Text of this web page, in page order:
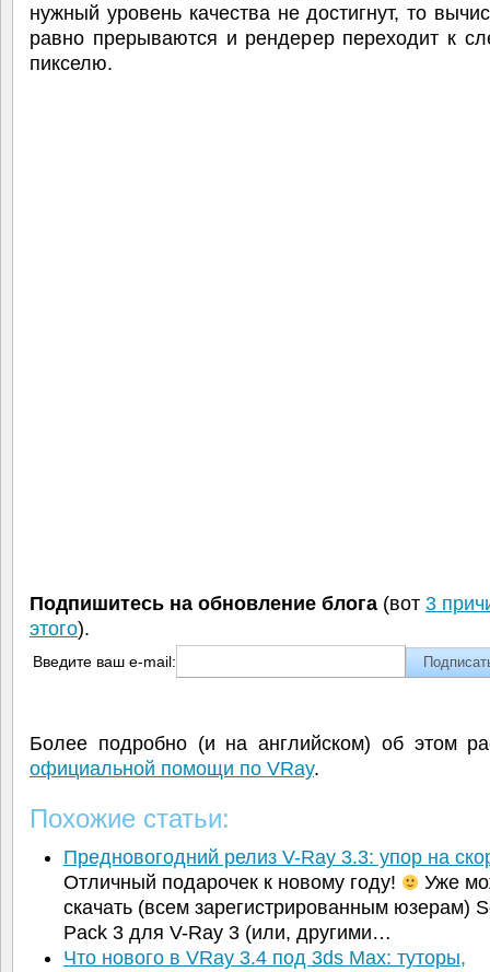
нужный уровень качества не достигнут, то
равно прерываются и рендерер переходит к
пикселю.
Подпишитесь на обновление блога (вот 3
этого).
Введите ваш e-mail:
Более подробно (и на английском) об этом
официальной помощи по VRay.
Похожие статьи:
Предновогодний релиз V-Ray 3.3: упор на
Отличный подарочек к новому году!
Уже
скачать (всем зарегистрированным юзерам)
Pack 3 для V-Ray 3 (или, другими…
Что нового в VRay 3.4 под 3ds Max: туторы,